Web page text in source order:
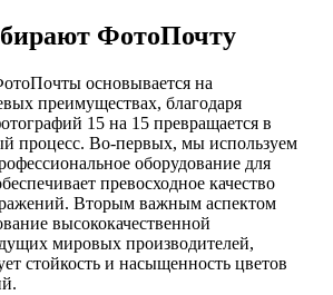
ФотоПочту
основывается на
преимуществах, благодаря
15 на 15 превращается в
процесс. Во-первых, мы используем
оборудование для
превосходное качество
Вторым важным аспектом
высококачественной
мировых производителей,
стойкость и насыщенность цветов